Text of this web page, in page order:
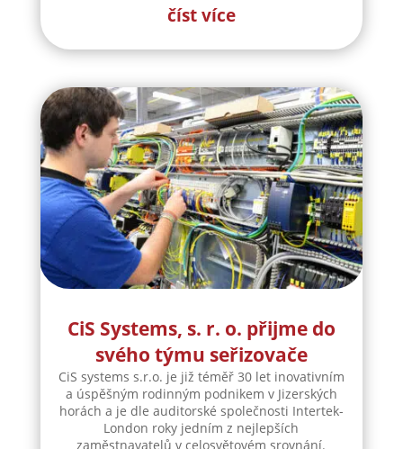
číst více
CiS Systems, s. r. o. přijme do
svého týmu seřizovače
CiS systems s.r.o. je již téměř 30 let inovativním
a úspěšným rodinným podnikem v Jizerských
horách a je dle auditorské společnosti Intertek-
London roky jedním z nejlepších
zaměstnavatelů v celosvětovém srovnání.